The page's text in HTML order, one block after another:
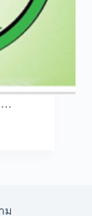
…
ม